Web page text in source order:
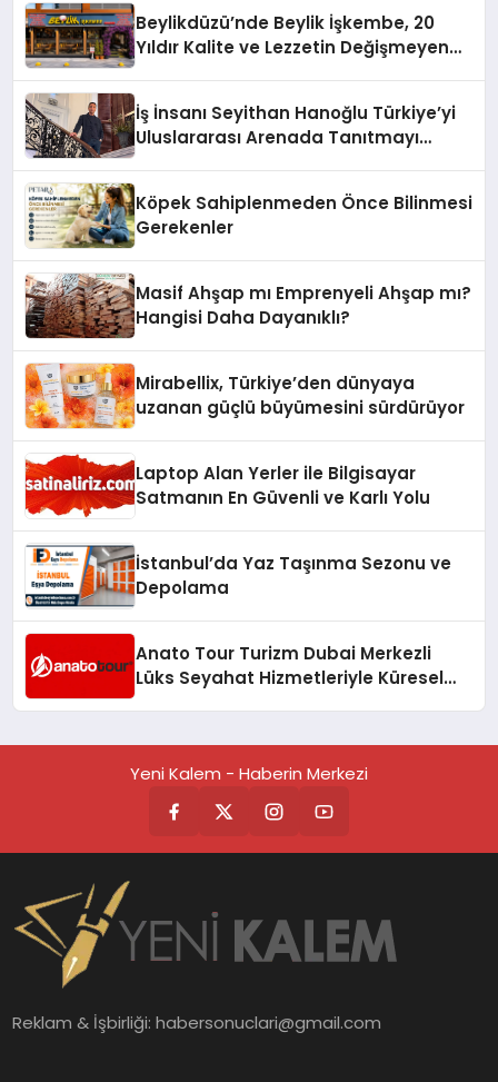
Beylikdüzü’nde Beylik İşkembe, 20
Yıldır Kalite ve Lezzetin Değişmeyen
İş İnsanı Seyithan Hanoğlu Türkiye’yi
Uluslararası Arenada Tanıtmayı
Köpek Sahiplenmeden Önce Bilinmesi
Gerekenler
Masif Ahşap mı Emprenyeli Ahşap mı?
Hangisi Daha Dayanıklı?
Mirabellix, Türkiye’den dünyaya
uzanan güçlü büyümesini sürdürüyor
Laptop Alan Yerler ile Bilgisayar
Satmanın En Güvenli ve Karlı Yolu
İstanbul’da Yaz Taşınma Sezonu ve
Depolama
Anato Tour Turizm Dubai Merkezli
Lüks Seyahat Hizmetleriyle Küresel
Yeni Kalem - Haberin Merkezi
Reklam & İşbirliği:habersonuclari@gmail.com